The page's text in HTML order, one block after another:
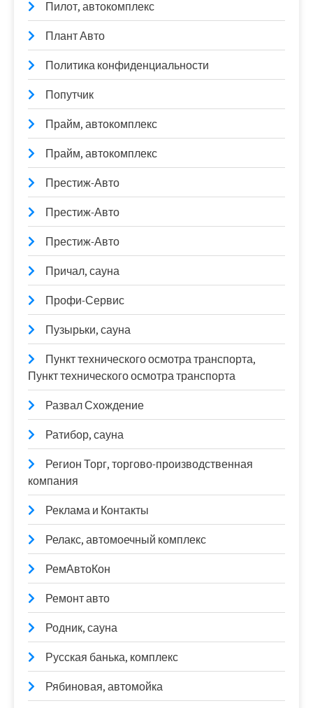
Пилот, автокомплекс
Плант Авто
Политика конфиденциальности
Попутчик
Прайм, автокомплекс
Прайм, автокомплекс
Престиж-Авто
Престиж-Авто
Престиж-Авто
Причал, сауна
Профи-Сервис
Пузырьки, сауна
Пункт технического осмотра транспорта,
Пункт технического осмотра транспорта
Развал Схождение
Ратибор, сауна
Регион Торг, торгово-производственная
компания
Реклама и Контакты
Релакс, автомоечный комплекс
РемАвтоКон
Ремонт авто
Родник, сауна
Русская банька, комплекс
Рябиновая, автомойка